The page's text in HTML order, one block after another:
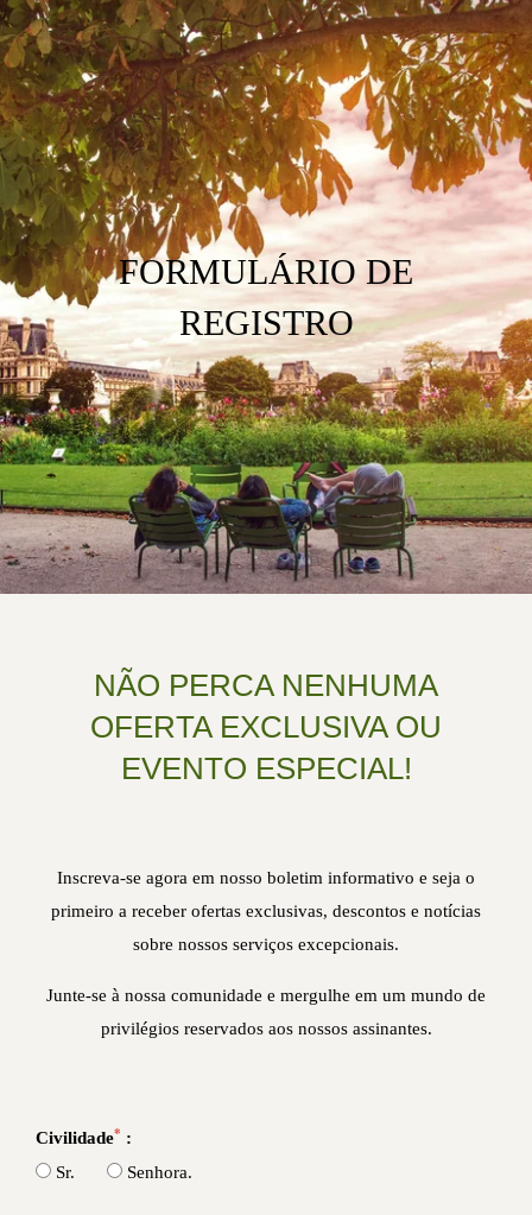
FORMULÁRIO DE
REGISTRO
NÃO PERCA NENHUMA
OFERTA EXCLUSIVA OU
EVENTO ESPECIAL!
Inscreva-se agora em nosso boletim informativo e seja o
primeiro a receber ofertas exclusivas, descontos e notícias
sobre nossos serviços excepcionais.
Junte-se à nossa comunidade e mergulhe em um mundo de
privilégios reservados aos nossos assinantes.
Civilidade* :
Sr.
Senhora.